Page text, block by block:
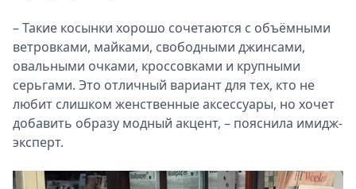
– Такие косынки хорошо сочетаются с объёмными
ветровками, майками, свободными джинсами,
овальными очками, кроссовками и крупными
серьгами. Это отличный вариант для тех, кто не
любит слишком женственные аксессуары, но хочет
добавить образу модный акцент, – пояснила имидж-
эксперт.